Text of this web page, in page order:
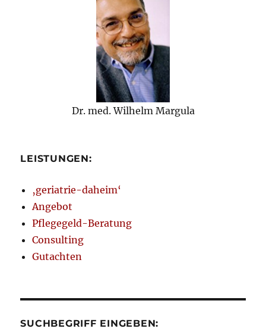
Dr. med. Wilhelm Margula
LEISTUNGEN:
‚geriatrie-daheim‘
Angebot
Pflegegeld-Beratung
Consulting
Gutachten
SUCHBEGRIFF EINGEBEN: